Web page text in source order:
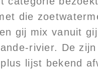
die
gij mix vanuit
rivier. De
lijst bekend